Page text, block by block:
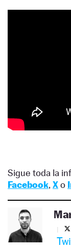
Sigue toda la
Facebook, Xo